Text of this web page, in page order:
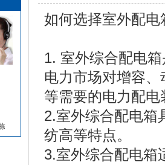
如何选择室外配电
1. 室外综合配电
电力市场对增容
等需要的电力配电
2.室外综合配电箱
纺高等特点。
3.室外综合配电箱